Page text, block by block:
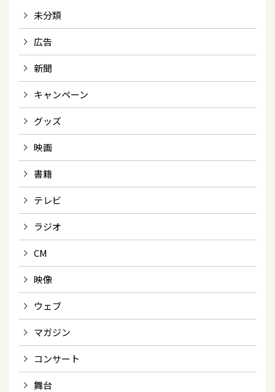
未分類
広告
新聞
キャンペーン
グッズ
映画
書籍
テレビ
ラジオ
CM
映像
ウェブ
マガジン
コンサート
舞台